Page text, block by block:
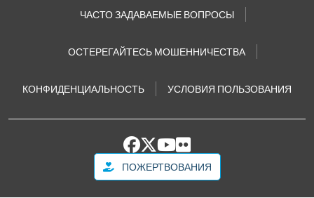
ЧАСТО ЗАДАВАЕМЫЕ ВОПРОСЫ
ОСТЕРЕГАЙТЕСЬ МОШЕННИЧЕСТВА
КОНФИДЕНЦИАЛЬНОСТЬ УСЛОВИЯ ПОЛЬЗОВАНИЯ
ПОЖЕРТВОВАНИЯ